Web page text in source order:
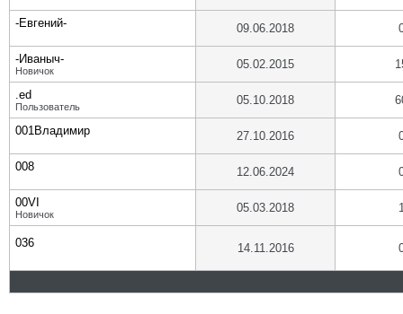
-Евгений- 09.06.2018
-Иваныч-
Новичок 05.02.2015
.ed
Пользователь 05.10.2018
001Владимир 27.10.2016
008 12.06.2024
00VI
Новичок 05.03.2018
036 14.11.2016